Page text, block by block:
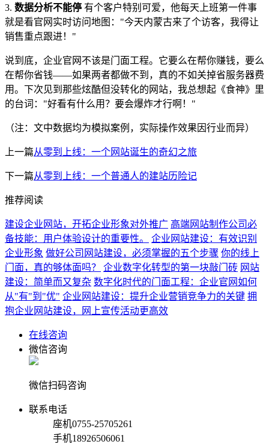
3. 数据分析不能停 有个客户特别可爱，他每天上班第一件事
就是看官网实时访问地图："今天内蒙古来了个访客，我得让
销售重点跟进！"
说到底，企业官网不该是门面工程。它要么在帮你赚钱，要么
在帮你省钱——如果两者都做不到，真的不如关掉省服务器费
用。下次见到那些炫酷但没转化的网站，我总想起《食神》里
的台词："好看有什么用？要会爆炸才行啊！"
（注：文中数据均为模拟案例，实际操作效果因行业而异）
上一篇从零到上线：一个网站诞生的奇幻之旅
下一篇从零到上线：一个普通人的建站历险记
推荐阅读
建设企业网站，开拓企业形象对外推广 高端网站制作公司必
备技能：用户体验设计的重要性。
企业网站建设：有效识别
企业形象 做好公司网站建设，必须掌握的五个步骤 你的线上
门面，真的够体面吗？
企业数字化转型的第一块敲门砖 网站
建设：简单而又复杂 数字化时代的门面工程：企业官网如何
从"有"到"优" 企业网站建设：提升企业营销竞争力的关键 拥
抱企业网站建设，网上宣传活动更高效
在线咨询
微信咨询
微信扫码咨询
联系电话
座机0755-25705261
手机18926506061